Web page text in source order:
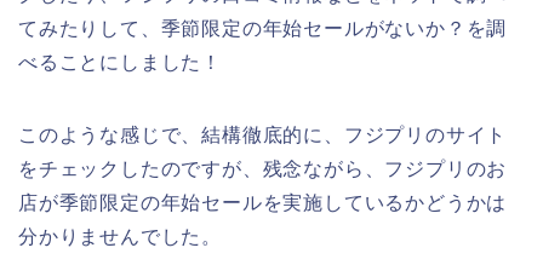
てみたりして、季節限定の年始セールがないか？を調
べることにしました！
このような感じで、結構徹底的に、フジプリのサイト
をチェックしたのですが、残念ながら、フジプリのお
店が季節限定の年始セールを実施しているかどうかは
分かりませんでした。